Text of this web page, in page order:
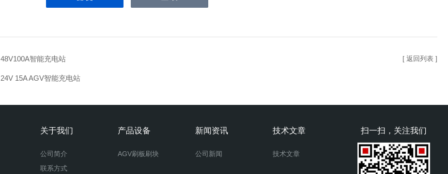
48V100A智能充电站
24V 15A AGV智能充电站
[ 返回列表 ]
扫一扫，关注我们
关于我们
公司简介
联系方式
产品设备
AGV刷板刷块
新闻资讯
公司新闻
技术文章
技术文章